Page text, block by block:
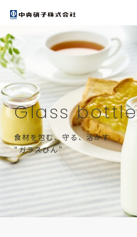
Glass bottle
食材を包む、守る、活かす
“ガラスびん”